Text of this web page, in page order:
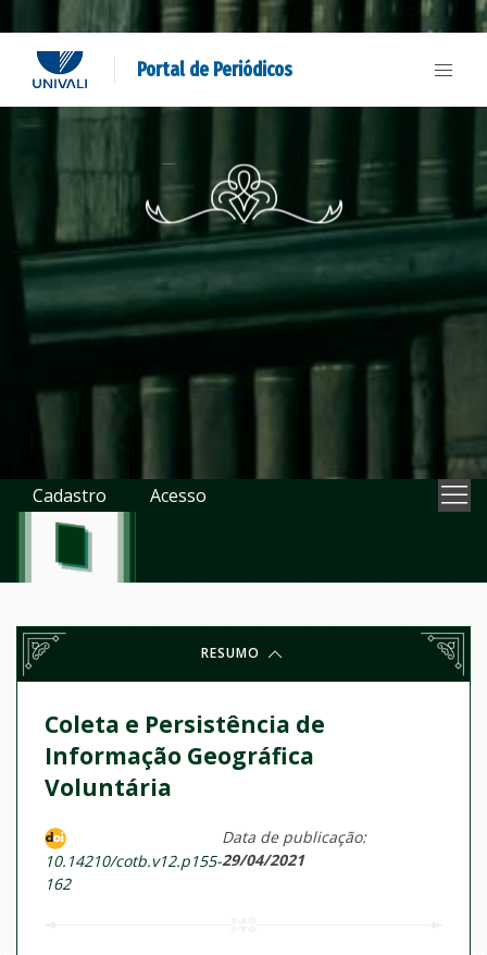
Portal de Periódicos
Cadastro Acesso
RESUMO
Coleta e Persistência de
Informação Geográfica
Voluntária
10.14210/cotb.v12.p155-
162
Data de publicação:
29/04/2021